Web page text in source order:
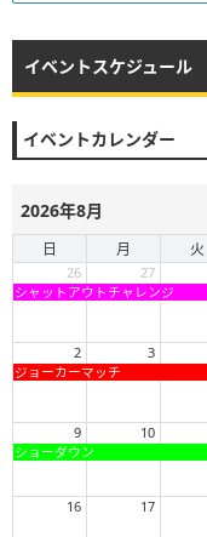
イベントスケジュール
イベントカレンダー
2026年8月
日 月 火
26
シャットアウトチャレンジ
27
2
ジョーカーマッチ
3
9
ショーダウン
10
16 17